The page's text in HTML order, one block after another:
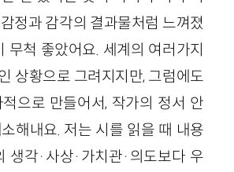
정과 감각의 결과물처럼 느껴졌
무척 좋았어요. 세계의 여러가지
상황으로 그려지지만, 그럼에도
으로 만들어서, 작가의 정서 안
해내요. 저는 시를 읽을 때 내용
생각· 사상· 가치관· 의도보다 우